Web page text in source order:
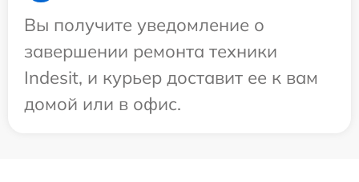
Вы получите уведомление о
завершении ремонта техники
Indesit, и курьер доставит ее к вам
домой или в офис.